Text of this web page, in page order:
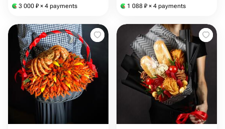
3 000 ₽ × 4 payments 1 088 ₽ × 4 payments